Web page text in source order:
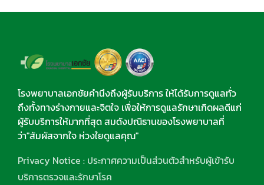
โรงพยาบาลเอกชัยคำนึงถึงผู้รับบริการ ให้ได้รับการดูแลทั่ว
ถึงทั้งทางร่างกายและจิตใจ เพื่อให้การดูแลรักษาเกิดผลดีแก่
ผู้รับบริการให้มากที่สุด สมดังปณิธานของโรงพยาบาลที่
ว่า"สัมผัสจากใจ ห่วงใยดูแลคุณ"
Privacy Notice : ประกาศความเป็นส่วนตัวสำหรับผู้เข้ารับ
บริการตรวจและรักษาโรค